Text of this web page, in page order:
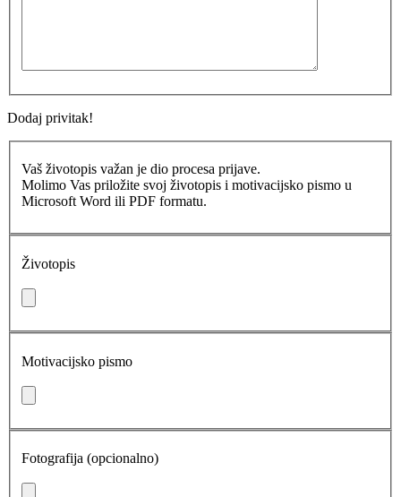
Dodaj privitak!
Vaš životopis važan je dio procesa prijave.
Molimo Vas priložite svoj životopis i motivacijsko pismo u
Microsoft Word ili PDF formatu.
Životopis
Motivacijsko pismo
Fotografija (opcionalno)